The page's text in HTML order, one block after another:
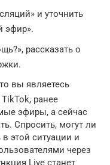
и уточнить
эфир».
рассказать о
вы являетесь
ранее
эфиры, а сейчас
Спросить, могут ли
этой ситуации и
через
Live станет